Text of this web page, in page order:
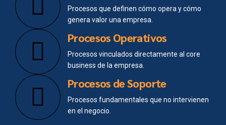
Procesos que definen cómo opera y cómo
genera valor una empresa.
Procesos Operativos
Procesos vinculados directamente al core
business de la empresa.
Procesos de Soporte
Procesos fundamentales que no intervienen
en el negocio.